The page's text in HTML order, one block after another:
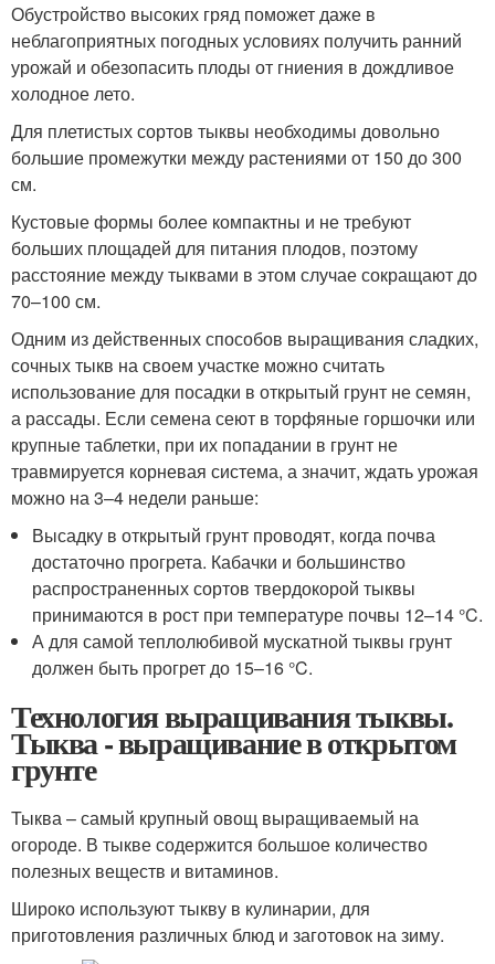
Обустройство высоких гряд поможет даже в
неблагоприятных погодных условиях получить ранний
урожай и обезопасить плоды от гниения в дождливое
холодное лето.
Для плетистых сортов тыквы необходимы довольно
большие промежутки между растениями от 150 до 300
см.
Кустовые формы более компактны и не требуют
больших площадей для питания плодов, поэтому
расстояние между тыквами в этом случае сокращают до
70–100 см.
Одним из действенных способов выращивания сладких,
сочных тыкв на своем участке можно считать
использование для посадки в открытый грунт не семян,
а рассады. Если семена сеют в торфяные горшочки или
крупные таблетки, при их попадании в грунт не
травмируется корневая система, а значит, ждать урожая
можно на 3–4 недели раньше:
Высадку в открытый грунт проводят, когда почва
достаточно прогрета. Кабачки и большинство
распространенных сортов твердокорой тыквы
принимаются в рост при температуре почвы 12–14 °C.
А для самой теплолюбивой мускатной тыквы грунт
должен быть прогрет до 15–16 °C.
Технология выращивания тыквы.
Тыква - выращивание в открытом
грунте
Тыква – самый крупный овощ выращиваемый на
огороде. В тыкве содержится большое количество
полезных веществ и витаминов.
Широко используют тыкву в кулинарии, для
приготовления различных блюд и заготовок на зиму.